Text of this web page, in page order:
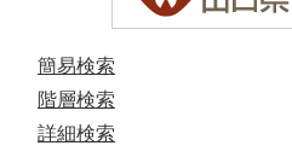
簡易検索
階層検索
詳細検索